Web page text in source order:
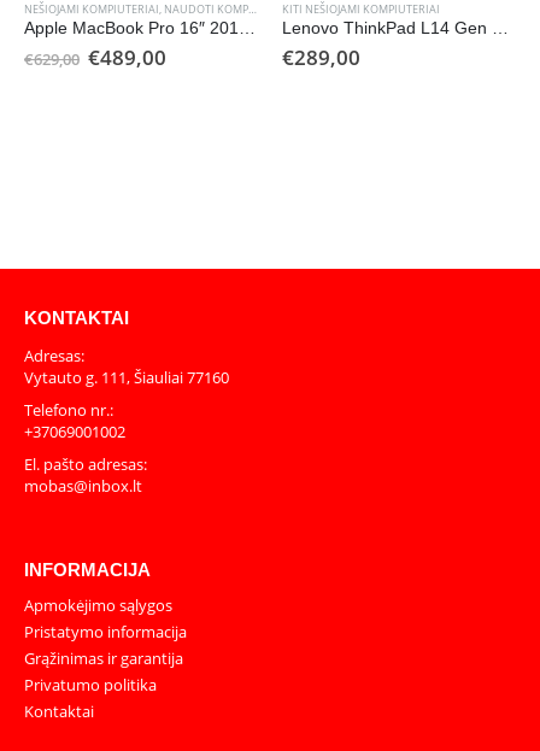
NEŠIOJAMI KOMPIUTERIAI, NAUDOTI KOMPIUTERIAI
Apple MacBook Pro 16″ 2019, i9, 64 GB RAM, 1TB SSD, Cycle 403
€629,00 Original
€489,00Current
KITI NEŠIOJAMI KOMPIUTERIAI
Lenovo ThinkPad L14 Gen 3 (Intel) 14” I5-1235U 256GB 16GB (Naudotas)
€289,00
KONTAKTAI
Adresas:
Vytauto g. 111, Šiauliai 77160
Telefono nr.:
+37069001002
El. pašto adresas:
mobas@inbox.lt
INFORMACIJA
Apmokėjimo sąlygos
Pristatymo informacija
Grąžinimas ir garantija
Privatumo politika
Kontaktai